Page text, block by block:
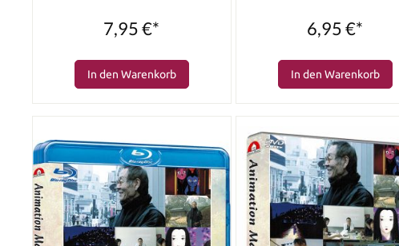
7,95 €*
In den Warenkorb
6,95 €*
In den Warenkorb